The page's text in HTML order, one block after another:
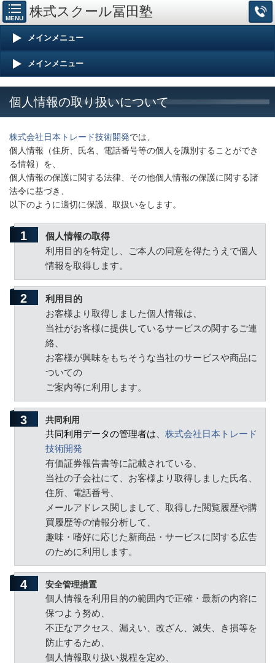
MENU 株式スクール冨田塾
メインメニュー
メインメニュー
個人情報の取り扱いについて
株式会社日本トレード技術開発では、
個人情報（住所、氏名、電話番号等の個人を識別することができ
る情報）を、
個人情報の保護に関する法律、その他個人情報の保護に関する諸
法令に基づき、
以下のように適切に保護、取扱いをします。
個人情報の取得
利用目的を特定し、ご本人の同意を得たうえで個人
情報を取得します。
利用目的
お客様より取得しました個人情報は、
当社がお客様に提供しているサービスの関するご連
絡、
お客様が興味をもちそうな当社のサービスや商品に
ついての
ご案内等に利用します。
共同利用
共同利用データの管理者は、 株式会社日本トレード
技術開発
有価証券報告書等に記載されている、
当社の子会社にて、お客様より取得しました氏名、
住所、電話番号、
メールアドレス関しまして、取得した閲覧履歴や購
買履歴等の情報分析して、
趣味・嗜好に応じた新商品・サービスに関する広告
のために利用します。
安全管理措置
個人情報を利用目的の範囲内で正確・最新の内容に
保つよう努め、
不正なアクセス、漏えい、改ざん、滅失、き損等を
防止するため、
個人情報取り扱い規程を定め、